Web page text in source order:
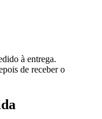
à entrega.
de receber o